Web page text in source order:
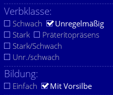
Verbklasse:
Schwach
Unregelmäßig
Stark
Präteritopräsens
Stark/Schwach
Unr./schwach
Bildung:
Einfach Mit Vorsilbe